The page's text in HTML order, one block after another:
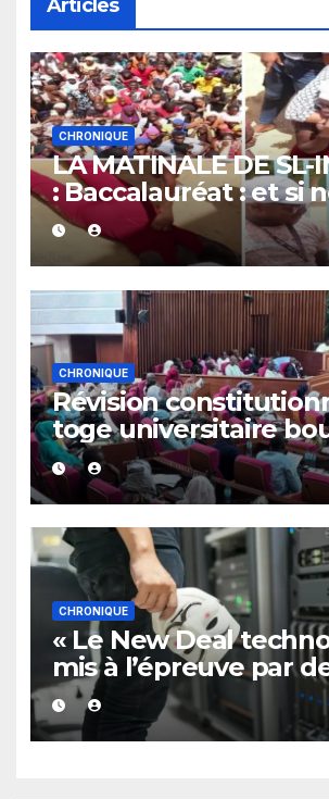
Articles
CHRONIQUE
LA MATINALE DE SL-
: Baccalauréat : et si
arrêtions enfin d’en
mythe ?
CHRONIQUE
Révision
toge universitaire
débat politique.
CHRONIQUE
« Le New Deal
mis à l’épreuve par
cyberattaques